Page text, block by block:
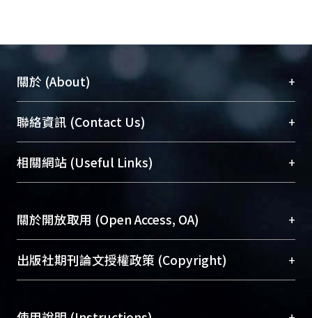
關於 (About) +
臺大位居世界頂尖大學之列，為永久珍藏及向國際
展現本校豐碩的研究成果及學術能量，圖書館整合
機構典藏（NTUR）與學術庫（AH）不同功能平
台，成為臺大學術典藏NTU scholars。期能整合研
成果。
To permanently archive and promote researcher
profiles and scholarly works, Library integrates the
services of “NTU Repository” with “Academic
聯絡資訊 (Contact Us) +
總館學科館員(Main Library)
醫學圖書館學科館員(Medical Library)
Sciences Library)
相關網站 (Useful Links) +
關於開放取用 (Open Access, OA) +
開放取用是從使用者角度提升資訊取用性的社會運
動，應用在學術研究上是透過將研究著作公開供使
用逐年攀升。同時可加速研究發展、提升研究影響
出版社期刊論文授權政策 (Copyright) +